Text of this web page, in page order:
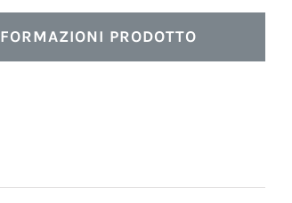
PRODOTTO